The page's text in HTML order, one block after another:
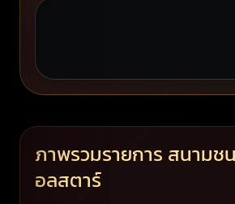
ภาพรวมรายการ สนามช
อลสตาร์